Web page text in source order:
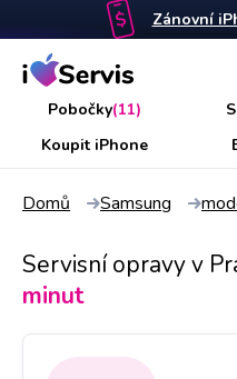
Zánovní
Pobočky(11)
Koupit iPhone
Domů Samsung
Servisní opravy v
minut